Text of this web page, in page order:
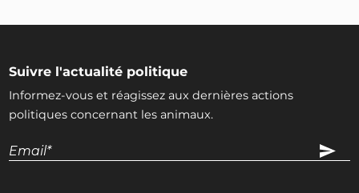
Suivre l'actualité politique
Informez-vous et réagissez aux dernières actions
politiques concernant les animaux.